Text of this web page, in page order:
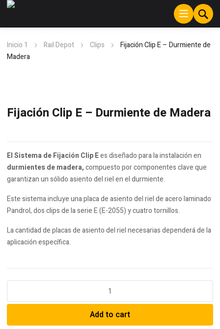
Inicio 1 Rail Depot Clips
Fijación Clip E – Durmiente de
Madera
Fijación Clip E – Durmiente de Madera
El Sistema de Fijación Clip Ees diseñado para la instalación en
durmientes de madera,compuesto por componentes clave que
garantizan un sólido asiento del riel en el durmiente.
Este sistema incluye una placa de asiento del riel de acero laminado
Pandrol, dos clips de la serie E (E-2055) y cuatro tornillos.
La cantidad de placas de asiento del riel necesarias dependerá de la
aplicación específica.
E
Add to cart